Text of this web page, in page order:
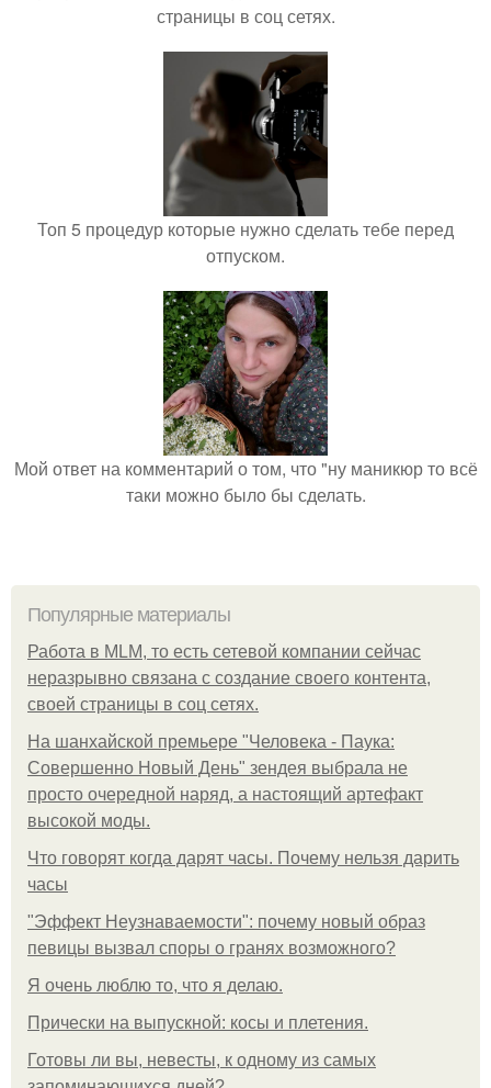
страницы в соц сетях.
Топ 5 процедур которые нужно сделать тебе перед
отпуском.
Мой ответ на комментарий о том, что "ну маникюр то всё
таки можно было бы сделать.
Популярные материалы
Работа в MLM, то есть сетевой компании сейчас
неразрывно связана с создание своего контента,
своей страницы в соц сетях.
На шанхайской премьере "Человека - Паука:
Совершенно Новый День" зендея выбрала не
просто очередной наряд, а настоящий артефакт
высокой моды.
Что говорят когда дарят часы. Почему нельзя дарить
часы
"Эффект Неузнаваемости": почему новый образ
певицы вызвал споры о гранях возможного?
Я очень люблю то, что я делаю.
Прически на выпускной: косы и плетения.
Готовы ли вы, невесты, к одному из самых